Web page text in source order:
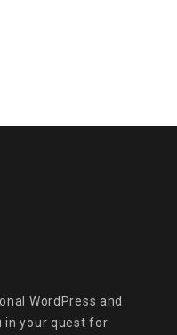
WordPress and
in your quest for